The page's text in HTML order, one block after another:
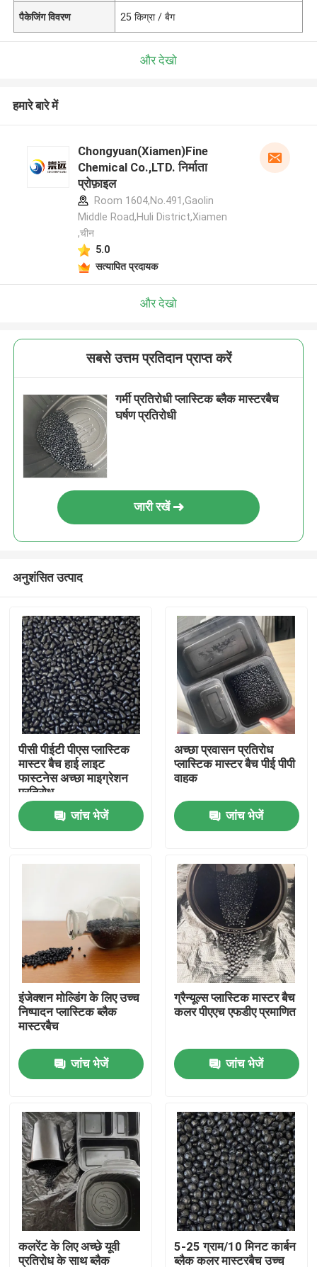
वीडियो
हमारे बारे में
कारखाना भ्रमण
गुणवत्ता नियंत्रण
हमसे संपर्क करें
एक उद्धरण का अनुरोध करें
प्लास्टिक मास्टर बैच
प्लास्टिक कणिकाएँ कच्चा माल
पैकेजिंग विवरण 25 किग्रा / बैग
और देखो
हमारे बारे में
Chongyuan(Xiamen)Fine
Chemical Co.,LTD. निर्माता
प्रोफ़ाइल
Room 1604,No.491,Gaolin
Middle Road,Huli District,Xiamen
,चीन
5.0
सत्यापित प्रदायक
और देखो
सबसे उत्तम प्रतिदान प्राप्त करें
गर्मी प्रतिरोधी प्लास्टिक ब्लैक मास्टरबैच
घर्षण प्रतिरोधी
जारी रखें
अनुशंसित उत्पाद
पीसी पीईटी पीएस प्लास्टिक
मास्टर बैच हाई लाइट
फास्टनेस अच्छा माइग्रेशन
प्रतिरोध
जांच भेजें
अच्छा प्रवासन प्रतिरोध
प्लास्टिक मास्टर बैच पीई पीपी
वाहक
जांच भेजें
इंजेक्शन मोल्डिंग के लिए उच्च
निष्पादन प्लास्टिक ब्लैक
मास्टरबैच
जांच भेजें
ग्रैन्यूल्स प्लास्टिक मास्टर बैच
कलर पीएएच एफडीए प्रमाणित
जांच भेजें
कलरेंट के लिए अच्छे यूवी
प्रतिरोध के साथ ब्लैक
5-25 ग्राम/10 मिनट कार्बन
ब्लैक कलर मास्टरबैच उच्च